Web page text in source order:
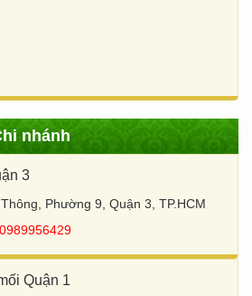
nhánh
3
Phường 9, Quận 3, TP.HCM
Quận 1